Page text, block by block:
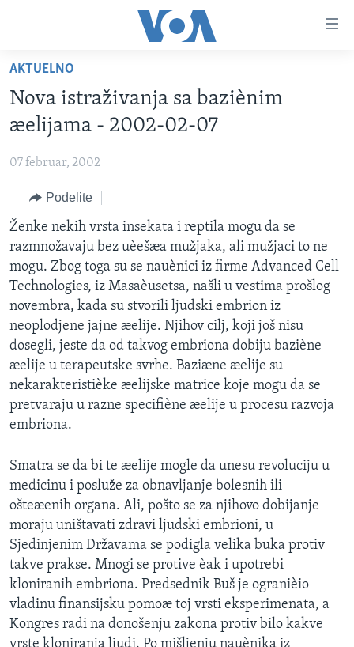
glavni
sadržaj
na
glavnu
pretragu
RUBRIKE
AMERIKA
BALKAN
GLOBALNE TEME
EKONOMIJA
NAUKA I TEHNOLOGIJA
MEDICINA
KULTURA
DRUŠTVO
SPORT
INTERVJU
TV PROGRAM
OTVORENI STUDIO
IZ AMERIKE
PRATITE NAS
Jezici
AKTUELNO
Nova istraživanja sa baziènim
æelijama - 2002-02-07
07 februar, 2002
Podelite
Ženke nekih vrsta insekata i reptila mogu da se
razmnožavaju bez uèešæa mužjaka, ali mužjaci to ne
mogu. Zbog toga su se nauènici iz firme Advanced Cell
Technologies, iz Masaèusetsa, našli u vestima prošlog
novembra, kada su stvorili ljudski embrion iz
neoplodjene jajne æelije. Njihov cilj, koji još nisu
dosegli, jeste da od takvog embriona dobiju baziène
æelije u terapeutske svrhe. Baziæne æelije su
nekarakteristièke æelijske matrice koje mogu da se
pretvaraju u razne specifiène æelije u procesu razvoja
embriona.
Smatra se da bi te æelije mogle da unesu revoluciju u
medicinu i posluže za obnavljanje bolesnih ili
ošteæenih organa. Ali, pošto se za njihovo dobijanje
moraju uništavati zdravi ljudski embrioni, u
Sjedinjenim Državama se podigla velika buka protiv
takve prakse. Mnogi se protive èak i upotrebi
kloniranih embriona. Predsednik Buš je ogranièio
vladinu finansijsku pomoæ toj vrsti eksperimenata, a
Kongres radi na donošenju zakona protiv bilo kakve